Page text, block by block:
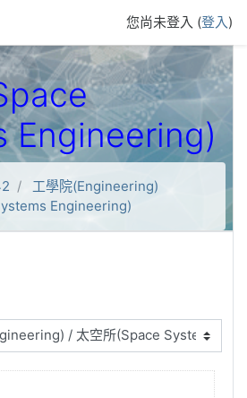
您尚未登入 (登入)
Engineering)
工學院(Engineering)
Engineering)